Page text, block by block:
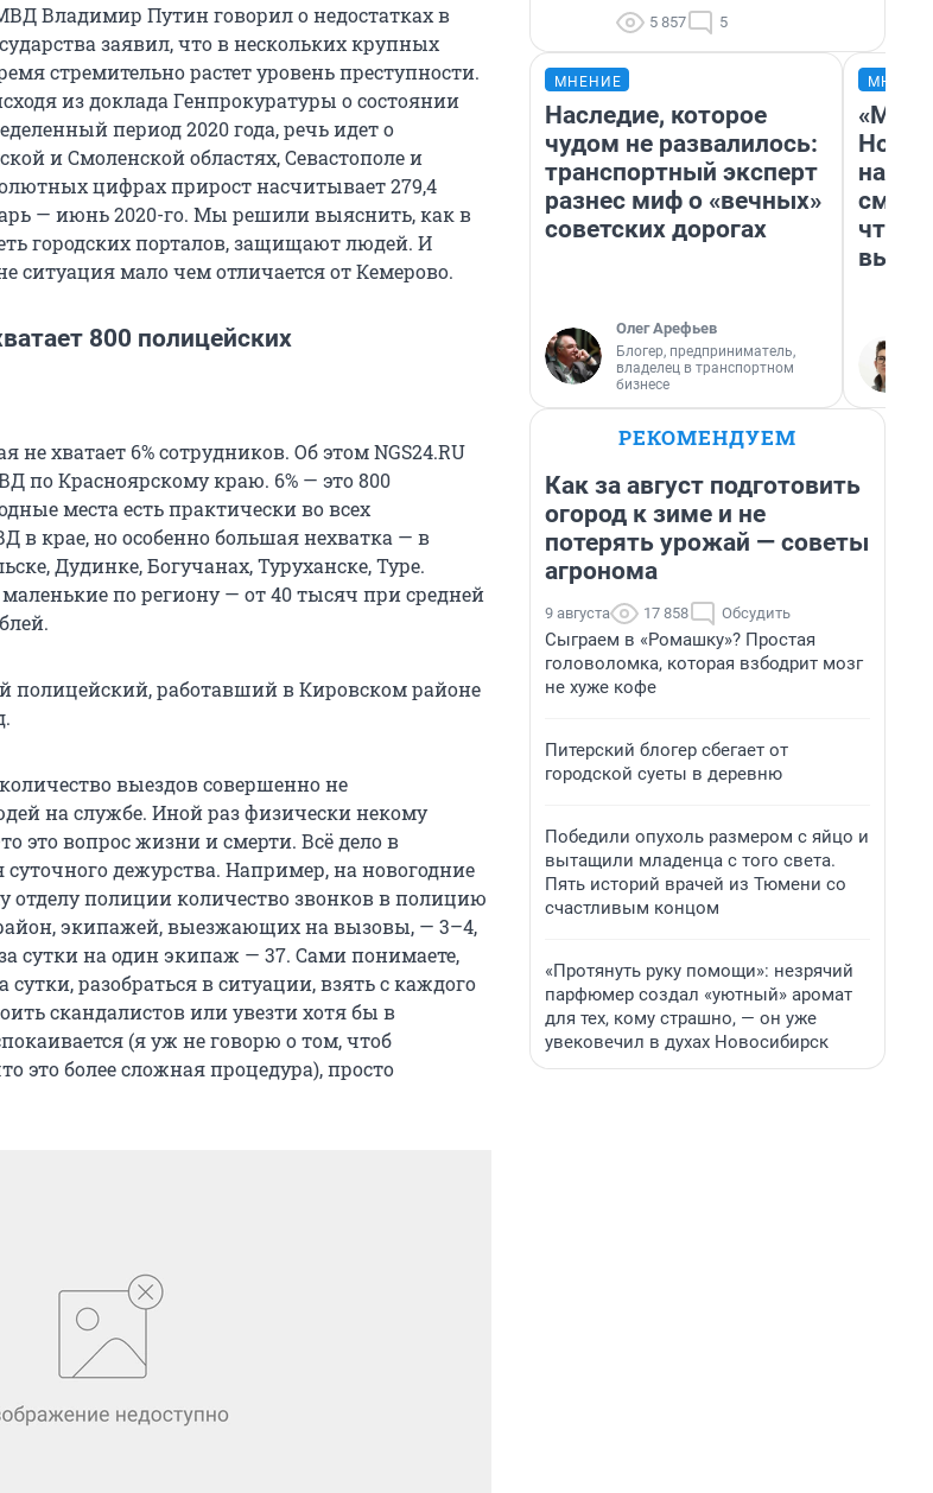
Владимир Путин говорил о недостатках в
заявил, что в нескольких крупных
стремительно растет уровень преступности.
из доклада Генпрокуратуры о состоянии
период 2020 года, речь идет о
и Смоленской областях, Севастополе и
цифрах прирост насчитывает 279,4
— июнь 2020-го. Мы решили выяснить, как в
городских порталов, защищают людей. И
ситуация мало чем отличается от Кемерово.
800 полицейских
хватает 6% сотрудников. Об этом NGS24.RU
по Красноярскому краю. 6% — это 800
места есть практически во всех
в крае, но особенно большая нехватка — в
Дудинке, Богучанах, Туруханске, Туре.
по региону — от 40 тысяч при средней
полицейский, работавший в Кировском районе
выездов совершенно не
на службе. Иной раз физически некому
это вопрос жизни и смерти. Всё дело в
дежурства. Например, на новогодние
полиции количество звонков в полицию
район, экипажей, выезжающих на вызовы, — 3–4,
сутки на один экипаж — 37. Сами понимаете,
сутки, разобраться в ситуации, взять с каждого
скандалистов или увезти хотя бы в
(я уж не говорю о том, чтоб
это более сложная процедура), просто
5 857 5
МНЕНИЕ
Наследие, которое
чудом не развалилось:
транспортный эксперт
разнес миф о «вечных»
советских дорогах
Олег Арефьев
Блогер, предприниматель,
владелец в транспортном
бизнесе
«Мы
РЕКОМЕНДУЕМ
Как за август подготовить
огород к зиме и не
потерять урожай — советы
агронома
9 августа 17 858 Обсудить
Сыграем в «Ромашку»? Простая
головоломка, которая взбодрит мозг
не хуже кофе
Питерский блогер сбегает от
городской суеты в деревню
Победили опухоль размером с яйцо и
вытащили младенца с того света.
Пять историй врачей из Тюмени со
счастливым концом
«Протянуть руку помощи»: незрячий
парфюмер создал «уютный» аромат
для тех, кому страшно, — он уже
увековечил в духах Новосибирск